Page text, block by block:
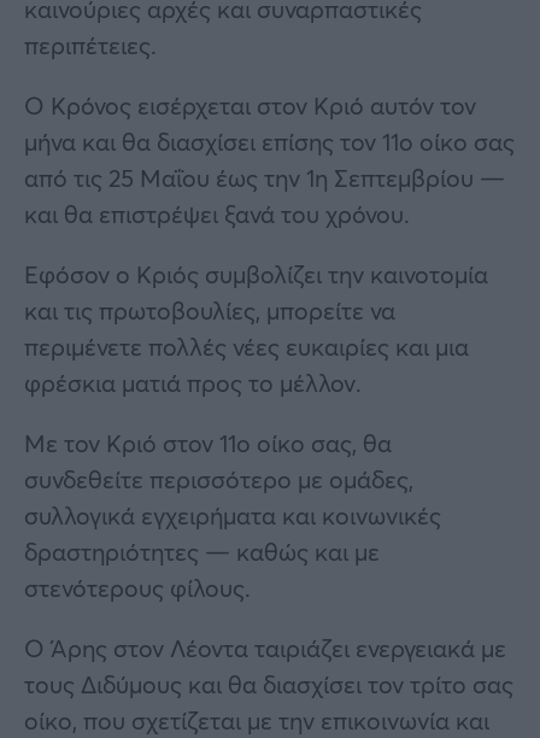
καινούριες αρχές και συναρπαστικές
περιπέτειες.
Ο Κρόνος εισέρχεται στον Κριό αυτόν τον
μήνα και θα διασχίσει επίσης τον 11ο οίκο σας
από τις 25 Μαΐου έως την 1η Σεπτεμβρίου —
και θα επιστρέψει ξανά του χρόνου.
Εφόσον ο Κριός συμβολίζει την καινοτομία
και τις πρωτοβουλίες, μπορείτε να
περιμένετε πολλές νέες ευκαιρίες και μια
φρέσκια ματιά προς το μέλλον.
Με τον Κριό στον 11ο οίκο σας, θα
συνδεθείτε περισσότερο με ομάδες,
συλλογικά εγχειρήματα και κοινωνικές
δραστηριότητες — καθώς και με
στενότερους φίλους.
Ο Άρης στον Λέοντα ταιριάζει ενεργειακά με
τους Διδύμους και θα διασχίσει τον τρίτο σας
οίκο, που σχετίζεται με την επικοινωνία και